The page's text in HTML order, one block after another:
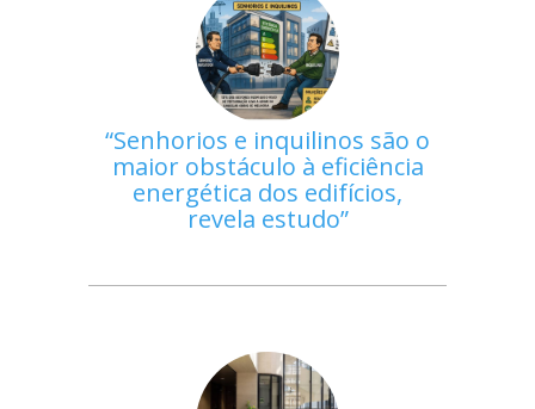
Senhorios e inquilinos são o
maior obstáculo à eficiência
energética dos edifícios,
revela estudo